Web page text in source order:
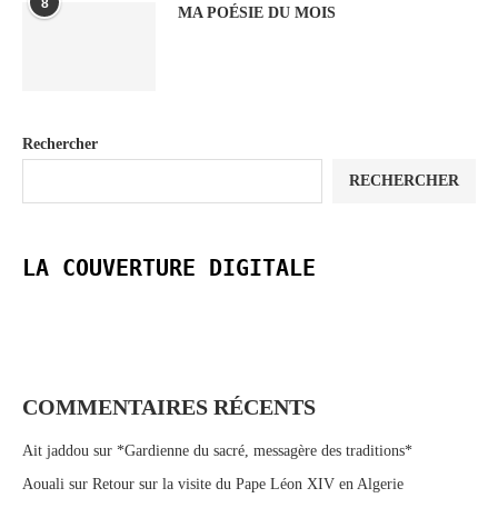
MA POÉSIE DU MOIS
Rechercher
RECHERCHER
LA COUVERTURE DIGITALE
COMMENTAIRES RÉCENTS
Ait jaddou sur *Gardienne du sacré, messagère des traditions*
Aouali sur Retour sur la visite du Pape Léon XIV en Algerie